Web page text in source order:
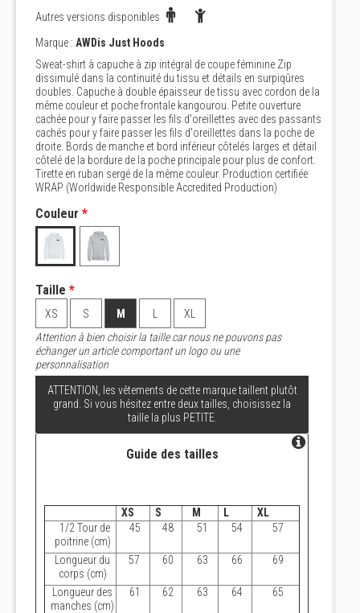
Autres versions disponibles
Marque : AWDis Just Hoods
Sweat-shirt à capuche à zip intégral de coupe féminine Zip
dissimulé dans la continuité du tissu et détails en surpiqûres
doubles. Capuche à double épaisseur de tissu avec cordon de la
même couleur et poche frontale kangourou. Petite ouverture
cachée pour y faire passer les fils d'oreillettes avec des passants
cachés pour y faire passer les fils d'oreillettes dans la poche de
droite. Bords de manche et bord inférieur côtelés larges et détail
côtelé de la bordure de la poche principale pour plus de confort.
Tirette en ruban sergé de la même couleur. Production certifiée
WRAP (Worldwide Responsible Accredited Production)
Couleur *
Taille *
XS S M
XL
Attention à bien choisir la taille car nous ne pouvons pas
échanger un article comportant un logo ou une
personnalisation
ATTENTION, les vêtements de cette marque taillent plutôt
grand. Si vous hésitez entre deux tailles, choisissez la
taille la plus PETITE.
Guide des tailles
XS S M L
XL
1/2 Tour de
poitrine (cm)
45 48 51 54 57
Longueur du
corps (cm)
57 60 63 66 69
Longueur des
manches (cm)
61 62 63 64 65